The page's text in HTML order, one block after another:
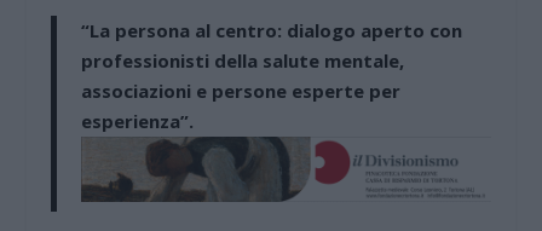
“La persona al centro: dialogo aperto con
professionisti della salute mentale,
associazioni e persone esperte per
esperienza”.